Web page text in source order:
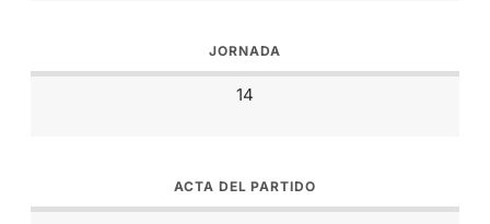
JORNADA
14
ACTA DEL PARTIDO